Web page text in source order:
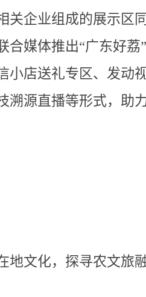
关企业组成的展示区
合媒体推出“广东好荔
小店送礼专区、发动
溯源直播等形式，助
文化，探寻农文旅